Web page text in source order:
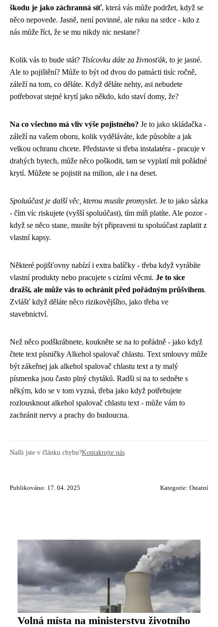
škodu je jako záchranná síť, která vás může podržet, když se
něco nepovede. Jasně, není povinné, ale ruku na srdce - kdo z
nás může říct, že se mu nikdy nic nestane?
Kolik vás to bude stát? Tisícovku dáte za živnosťák, to je jasné.
Ale to pojištění? Může to být od dvou do patnácti tisíc ročně,
záleží na tom, co děláte. Když děláte nehty, asi nebudete
potřebovat stejné krytí jako někdo, kdo staví domy, že?
Na co všechno má vliv výše pojistného? Je to jako skládačka -
záleží na vašem oboru, kolik vyděláváte, kde působíte a jak
velkou ochranu chcete. Představte si třeba instalatéra - pracuje v
drahých bytech, může něco poškodit, tam se vyplatí mít pořádné
krytí. Můžete se pojistit na milion, ale i na deset.
Spoluúčast je další věc, kterou musíte promyslet. Je to jako sázka
- čím víc riskujete (vyšší spoluúčast), tím míň platíte. Ale pozor -
když se něco stane, musíte být připraveni tu spoluúčast zaplatit z
vlastní kapsy.
Některé pojišťovny nabízí i extra balíčky - třeba když vyrábíte
vlastní produkty nebo pracujete s cizími věcmi. Je to sice
dražší, ale může vás to ochránit před pořádným průšvihem.
Zvlášť když děláte něco rizikovějšího, jako třeba ve
stavebnictví.
Než něco podškrábnete, koukněte se na to pořádně - jako když
čtete text písničky Alkehol spalovač chlastu. Text smlouvy může
být zákeřnej jak alkehol spalovač chlastu text a ty malý
písmenka jsou často plný chytáků. Radši si na to sedněte s
někým, kdo se v tom vyzná, třeba jako když potřebujete
rozlousknout alkehol spalovač chlastu text - může vám to
zachránit nervy a prachy do budoucna.
Našli jste v článku chybu?Kontaktujte nás
Publikováno: 17. 04. 2025 Kategorie: Ostatní
Volná místa na ministerstvu životního